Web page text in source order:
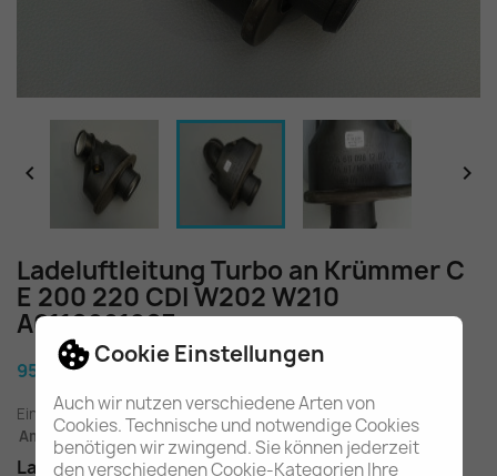
Cookie Einstellungen
Auch wir nutzen verschiedene Arten von
Cookies. Technische und notwendige Cookies
benötigen wir zwingend. Sie können jederzeit
den verschiedenen Cookie-Kategorien Ihre
 
Ladeluftleitung Turbo an Krümmer C
E 200 220 CDI W202 W210
A6110981207
95,60 €
Einschl. gesetzl. MwSt.
zuzügl. Versandkosten
Am Lager - In 2-3 Tagen bei Ihnen (Inland)
Ladeluftleitung Turbolader an Auspuffkrümmer